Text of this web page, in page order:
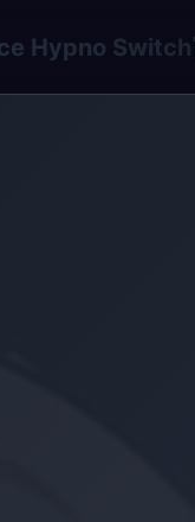
Hypno Switch